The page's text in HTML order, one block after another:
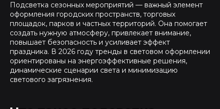
Подсветка сезонных мероприятий — важный элемент
оформления городских пространств, торговых
площадок, парков и частных территорий. Она помогает
создать нужную атмосферу, привлекает внимание,
повышает безопасность и усиливает эффект
праздника. В 2026 году тренды в световом оформлении
ориентированы на энергоэффективные решения,
динамические сценарии света и минимизацию
светового загрязнения.